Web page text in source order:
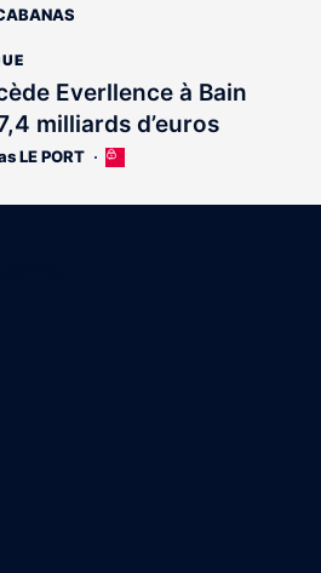
Everllence à Bain
milliards d’euros
LE PORT
Cet
est